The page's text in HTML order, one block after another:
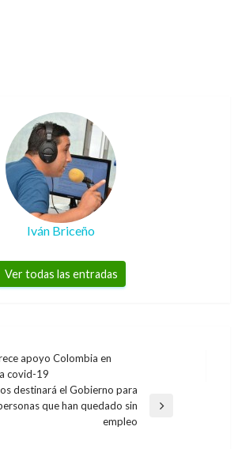
Iván Briceño
Ver todas las entradas
apoyo Colombia en
covid-19
destinará el Gobierno para
que han quedado sin
empleo